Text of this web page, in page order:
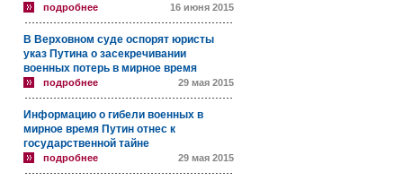
подробнее 16 июня 2015
В Верховном суде оспорят юристы
указ Путина о засекречивании
военных потерь в мирное время
подробнее 29 мая 2015
Информацию о гибели военных в
мирное время Путин отнес к
государственной тайне
подробнее 29 мая 2015